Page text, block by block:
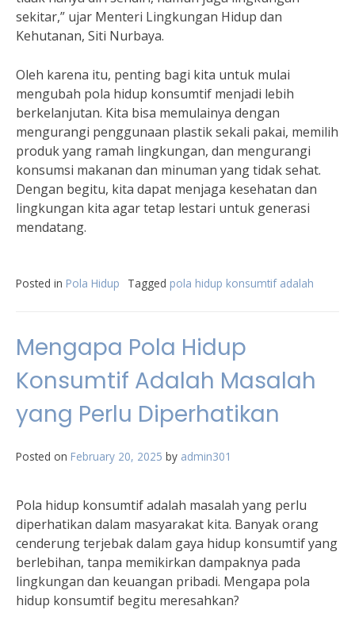
sekitar,” ujar Menteri Lingkungan Hidup dan
Kehutanan, Siti Nurbaya.
Oleh karena itu, penting bagi kita untuk mulai
mengubah pola hidup konsumtif menjadi lebih
berkelanjutan. Kita bisa memulainya dengan
mengurangi penggunaan plastik sekali pakai, memilih
produk yang ramah lingkungan, dan mengurangi
konsumsi makanan dan minuman yang tidak sehat.
Dengan begitu, kita dapat menjaga kesehatan dan
lingkungan kita agar tetap lestari untuk generasi
mendatang.
Posted in Pola Hidup Tagged pola hidup konsumtif adalah
Mengapa Pola Hidup
Konsumtif Adalah Masalah
yang Perlu Diperhatikan
Posted on February 20, 2025 by admin301
Pola hidup konsumtif adalah masalah yang perlu
diperhatikan dalam masyarakat kita. Banyak orang
cenderung terjebak dalam gaya hidup konsumtif yang
berlebihan, tanpa memikirkan dampaknya pada
lingkungan dan keuangan pribadi. Mengapa pola
hidup konsumtif begitu meresahkan?